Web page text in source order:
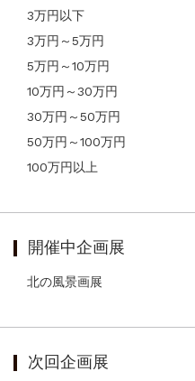
3万円以下
3万円～5万円
5万円～10万円
10万円～30万円
30万円～50万円
50万円～100万円
100万円以上
開催中企画展
北の風景画展
次回企画展